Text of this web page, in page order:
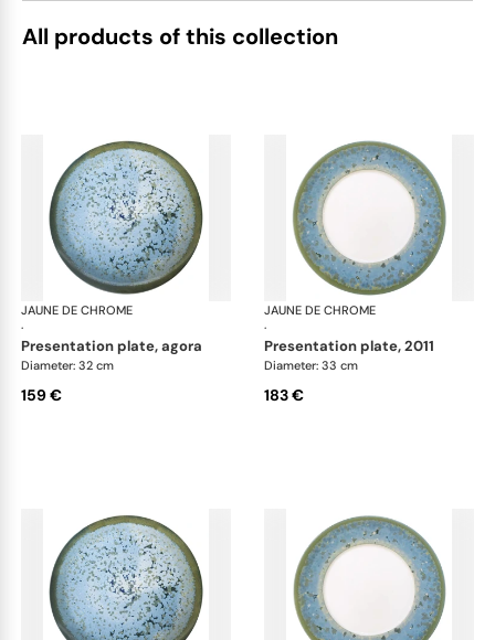
All products of this collection
JAUNE DE CHROME
·
Nymphéa
presentation plate, agora
Diameter: 32 cm
159 €
JAUNE DE CHROME
·
presentation plate, 2011
Diameter: 33 cm
183 €